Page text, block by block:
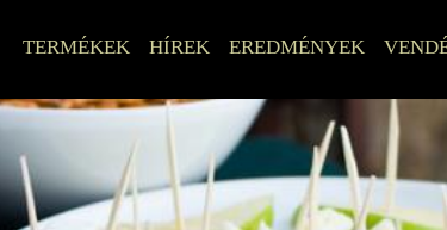
TERMÉKEK HÍREK EREDMÉNYEK